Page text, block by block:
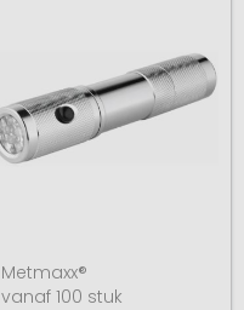
Metmaxx®
vanaf 100 stuk